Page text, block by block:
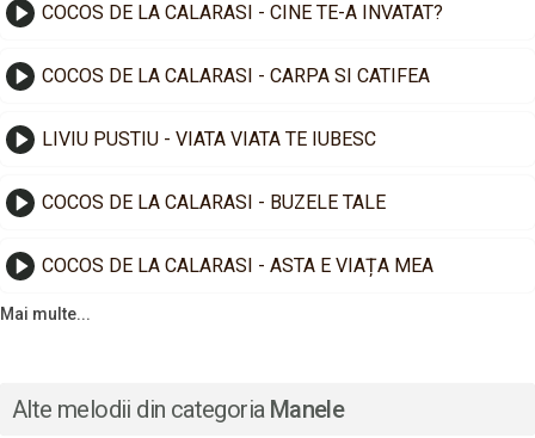
COCOS DE LA CALARASI - CINE TE-A INVATAT?
COCOS DE LA CALARASI - CARPA SI CATIFEA
LIVIU PUSTIU - VIATA VIATA TE IUBESC
COCOS DE LA CALARASI - BUZELE TALE
COCOS DE LA CALARASI - ASTA E VIAȚA MEA
Mai multe...
Alte melodii din categoria Manele